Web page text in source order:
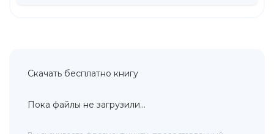
Скачать бесплатно книгу
Пока файлы не загрузили...